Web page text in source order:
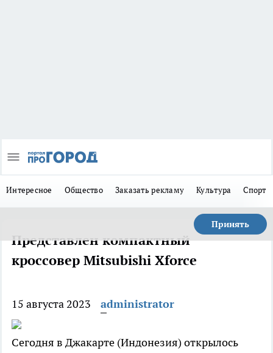
Интересное Общество Заказать рекламу Культура Спорт
Принять
Представлен компактный
кроссовер Mitsubishi Xforce
15 августа 2023 administrator
Сегодня в Джакарте (Индонезия) открылось